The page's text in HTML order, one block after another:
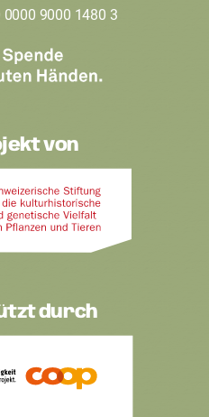
0000 9000 1480 3
von
durch